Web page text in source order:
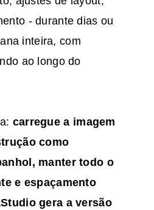
- durante dias ou
inteira, com
ao longo do
carregue a imagem
como
manter todo o
e espaçamento
gera a versão